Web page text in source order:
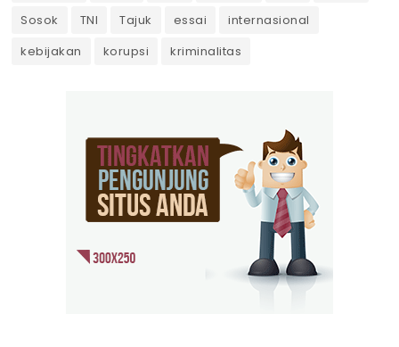
Sosok
TNI Tajuk essai
internasional
kebijakan
korupsi kriminalitas